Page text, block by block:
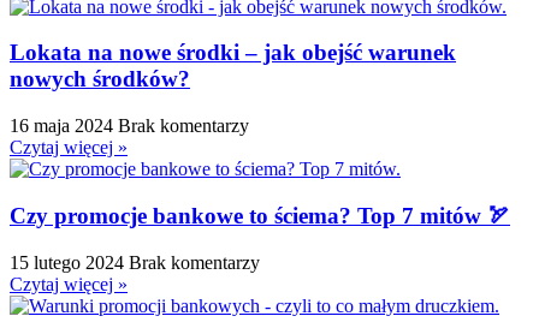
Lokata na nowe środki – jak obejść warunek
nowych środków?
16 maja 2024 Brak komentarzy
Czytaj więcej »
Czy promocje bankowe to ściema? Top 7 mitów 🏹
15 lutego 2024 Brak komentarzy
Czytaj więcej »